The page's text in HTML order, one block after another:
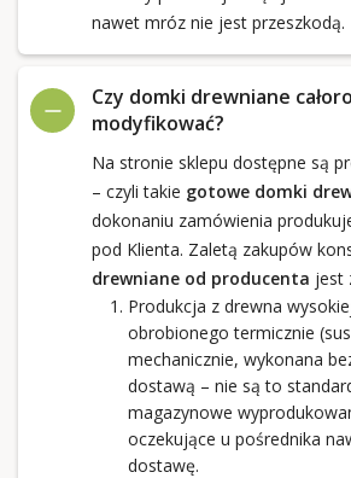
nawet mróz nie jest przeszkodą.
Czy domki drewniane
modyfikować?
Na stronie sklepu dostępne są
– czyli takie gotowe domki
dokonaniu zamówienia
pod Klienta. Zaletą zakupów
drewniane od producenta jest
Produkcja z drewna
obrobionego termicznie
mechanicznie, wykonana
dostawą – nie są to
magazynowe
oczekujące u pośrednika
dostawę.